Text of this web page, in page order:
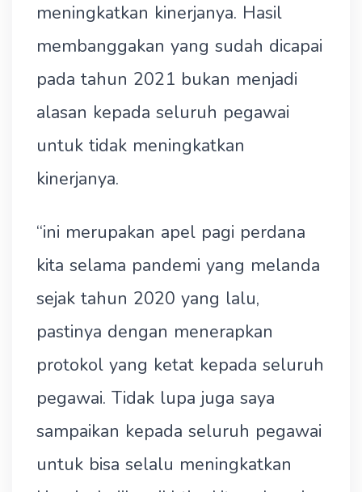
meningkatkan kinerjanya. Hasil
membanggakan yang sudah dicapai
pada tahun 2021 bukan menjadi
alasan kepada seluruh pegawai
untuk tidak meningkatkan
kinerjanya.
“ini merupakan apel pagi perdana
kita selama pandemi yang melanda
sejak tahun 2020 yang lalu,
pastinya dengan menerapkan
protokol yang ketat kepada seluruh
pegawai. Tidak lupa juga saya
sampaikan kepada seluruh pegawai
untuk bisa selalu meningkatkan